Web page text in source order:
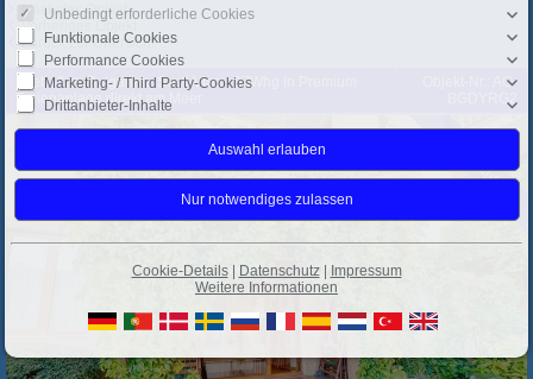
Nächstes Objekt
Vorheriges Objekt
Zurück zur Übersicht
Sveti Vlas: Bulgarien, Sveti Vlas - 3ZWhg in Premium
Ferienanlage direkt am Meer
Objekt-Nr.: AG-
BGDYRG2
zu verkaufen
Unbedingt erforderliche Cookies
Funktionale Cookies
Performance Cookies
Marketing- / Third Party-Cookies
Drittanbieter-Inhalte
Cookie-Details| Datenschutz| Impressum
Weitere Informationen